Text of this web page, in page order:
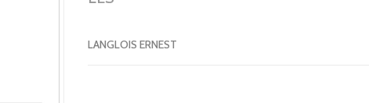
LANGLOIS ERNEST